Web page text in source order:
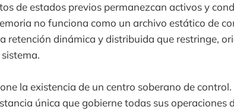
de estados previos permanezcan activos y
no funciona como un archivo estático de
retención dinámica y distribuida que restringe,
la existencia de un centro soberano de control.
única que gobierne todas sus operaciones